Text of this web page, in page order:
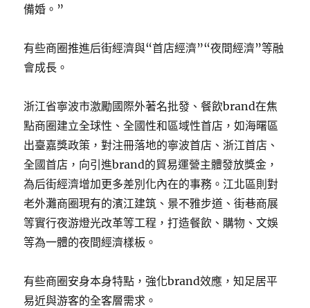
備婚。”
有些商圈推進后街經濟與“首店經濟”“夜間經濟”等融
會成長。
浙江省寧波市激勵國際外著名批發、餐飲brand在焦
點商圈建立全球性、全國性和區域性首店，如海曙區
出臺嘉獎政策，對注冊落地的寧波首店、浙江首店、
全國首店，向引進brand的貿易運營主體發放獎金，
為后街經濟增加更多差別化內在的事務。江北區則對
老外灘商圈現有的濱江建筑、景不雅步道、街巷商展
等實行夜游燈光改革等工程，打造餐飲、購物、文娛
等為一體的夜間經濟樣板。
有些商圈安身本身特點，強化brand效應，知足居平
易近與游客的全客層需求。